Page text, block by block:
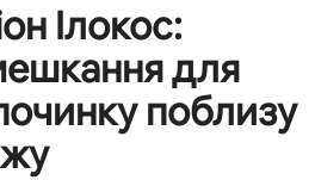
Ілокос:
для
поблизу